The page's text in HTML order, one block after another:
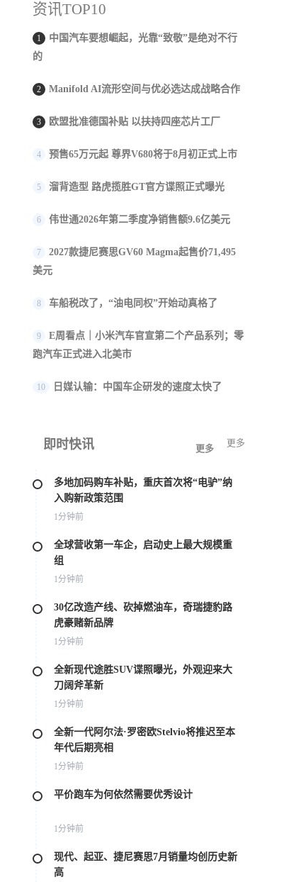
资讯TOP10
1
中国汽车要想崛起，光靠“致敬”是绝对不行
的
2 Manifold AI流形空间与优必选达成战略合作
3 欧盟批准德国补贴 以扶持四座芯片工厂
4 预售65万元起 尊界V680将于8月初正式上市
5 溜背造型 路虎揽胜GT官方谍照正式曝光
6 伟世通2026年第二季度净销售额9.6亿美元
7
2027款捷尼赛思GV60 Magma起售价71,495
美元
8 车船税改了，“油电同权”开始动真格了
9
E周看点｜小米汽车官宣第二个产品系列；零
跑汽车正式进入北美市
10 日媒认输：中国车企研发的速度太快了
更多
即时快讯 更多
多地加码购车补贴，重庆首次将“电驴”纳
入购新政策范围
1分钟前
全球营收第一车企，启动史上最大规模重
组
1分钟前
30亿改造产线、砍掉燃油车，奇瑞捷豹路
虎豪赌新品牌
1分钟前
全新现代途胜SUV谍照曝光，外观迎来大
刀阔斧革新
1分钟前
全新一代阿尔法·罗密欧Stelvio将推迟至本
年代后期亮相
1分钟前
平价跑车为何依然需要优秀设计
1分钟前
现代、起亚、捷尼赛思7月销量均创历史新
高